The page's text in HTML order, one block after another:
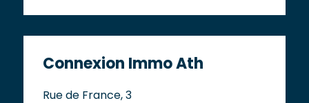
Connexion Immo Ath
Rue de France, 3